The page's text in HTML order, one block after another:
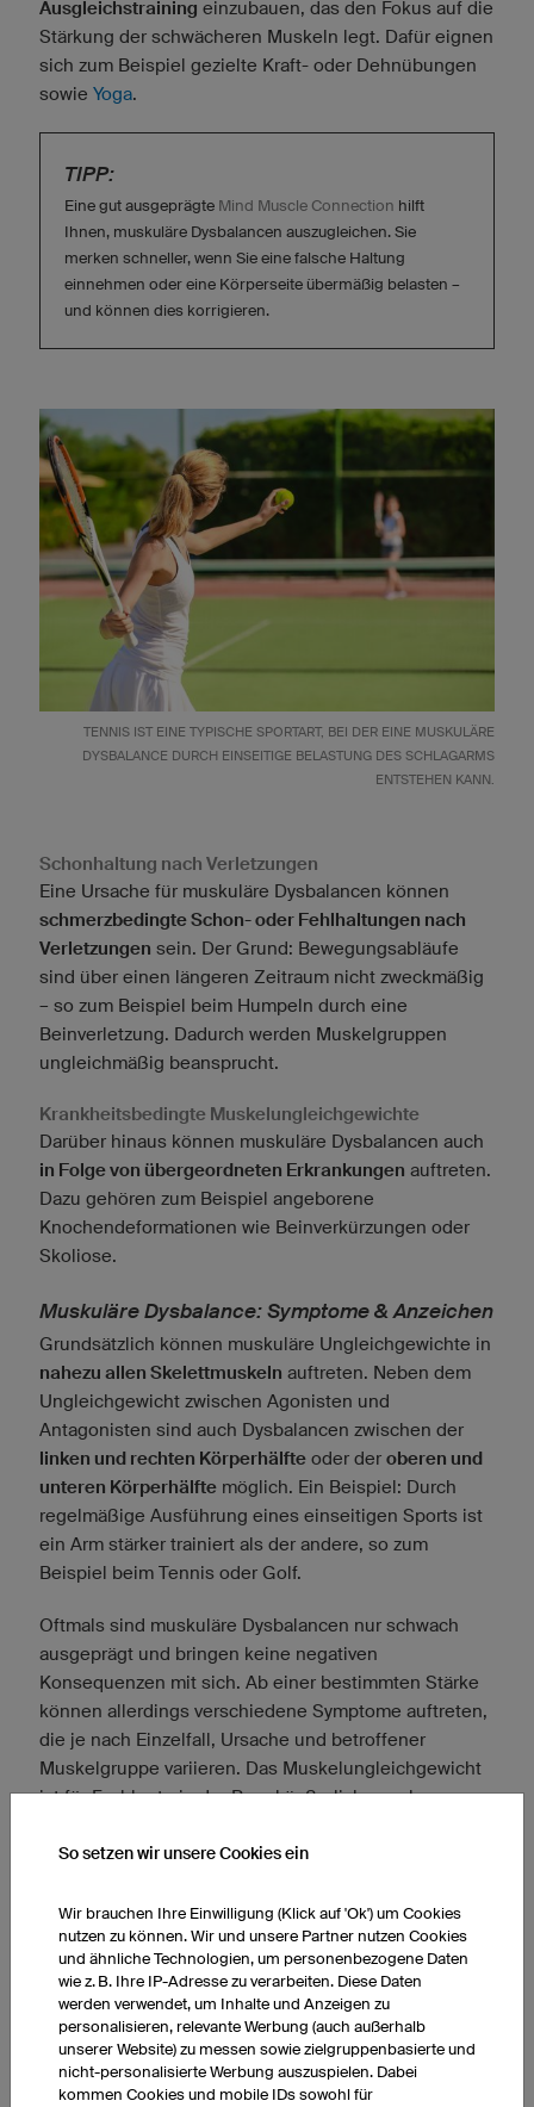
Ausgleichstraining einzubauen, das den Fokus auf die
Stärkung der schwächeren Muskeln legt. Dafür eignen
sich zum Beispiel gezielte Kraft- oder Dehnübungen
sowie Yoga.
TIPP:
Eine gut ausgeprägte Mind Muscle Connection hilft
Ihnen, muskuläre Dysbalancen auszugleichen. Sie
merken schneller, wenn Sie eine falsche Haltung
einnehmen oder eine Körperseite übermäßig belasten –
und können dies korrigieren.
TENNIS IST EINE TYPISCHE SPORTART, BEI DER EINE MUSKULÄRE
DYSBALANCE DURCH EINSEITIGE BELASTUNG DES SCHLAGARMS
ENTSTEHEN KANN.
Schonhaltung nach Verletzungen
Eine Ursache für muskuläre Dysbalancen können
schmerzbedingte Schon- oder Fehlhaltungen nach
Verletzungen sein. Der Grund: Bewegungsabläufe
sind über einen längeren Zeitraum nicht zweckmäßig
– so zum Beispiel beim Humpeln durch eine
Beinverletzung. Dadurch werden Muskelgruppen
ungleichmäßig beansprucht.
Krankheitsbedingte Muskelungleichgewichte
Darüber hinaus können muskuläre Dysbalancen auch
in Folge von übergeordneten Erkrankungen auftreten.
Dazu gehören zum Beispiel angeborene
Knochendeformationen wie Beinverkürzungen oder
Skoliose.
Muskuläre Dysbalance: Symptome & Anzeichen
Grundsätzlich können muskuläre Ungleichgewichte in
nahezu allen Skelettmuskeln auftreten. Neben dem
Ungleichgewicht zwischen Agonisten und
Antagonisten sind auch Dysbalancen zwischen der
linken und rechten Körperhälfte oder der oberen und
unteren Körperhälfte möglich. Ein Beispiel: Durch
regelmäßige Ausführung eines einseitigen Sports ist
ein Arm stärker trainiert als der andere, so zum
Beispiel beim Tennis oder Golf.
Oftmals sind muskuläre Dysbalancen nur schwach
ausgeprägt und bringen keine negativen
Konsequenzen mit sich. Ab einer bestimmten Stärke
können allerdings verschiedene Symptome auftreten,
die je nach Einzelfall, Ursache und betroffener
Muskelgruppe variieren. Das Muskelungleichgewicht
ist für Fachleute in der Regel äußerlich zu erkennen.
ein Geierhals,
ein langgestrecktes Hohlkreuz oder
ein tiefes Hohlkreuz (Becken ist nach vorn gekippt).
Weiterhin können Schmerzen, Verspannungen,
Verhärtungen und Blockaden
(Bewegungseinschränkungen) mögliche Symptome
So setzen wir unsere Cookies ein
Wir brauchen Ihre Einwilligung (Klick auf 'Ok') um Cookies
nutzen zu können. Wir und unsere Partner nutzen Cookies
und ähnliche Technologien, um personenbezogene Daten
wie z. B. Ihre IP-Adresse zu verarbeiten. Diese Daten
werden verwendet, um Inhalte und Anzeigen zu
personalisieren, relevante Werbung (auch außerhalb
unserer Website) zu messen sowie zielgruppenbasierte und
nicht-personalisierte Werbung auszuspielen. Dabei
kommen Cookies und mobile IDs sowohl für